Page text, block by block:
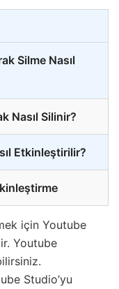
Silme Nasıl
Nasıl Silinir?
Etkinleştirilir?
için Youtube
Youtube
Studio’yu